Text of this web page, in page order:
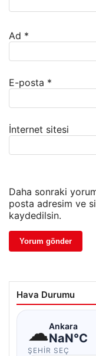
Ad *
E-posta *
İnternet sitesi
Daha sonraki
posta adresim ve
kaydedilsin.
Hava Durumu
☁Ankara
NaN°C
ŞEHIR SEÇ